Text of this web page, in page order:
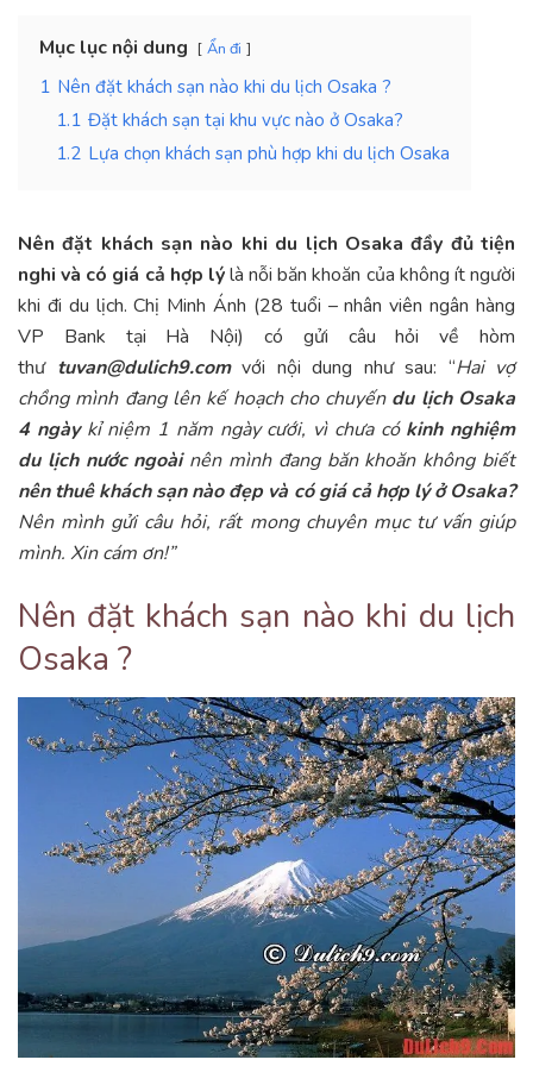
Mục lục nội dung Ẩn đi
1 Nên đặt khách sạn nào khi du lịch Osaka ?
1.1 Đặt khách sạn tại khu vực nào ở Osaka?
1.2 Lựa chọn khách sạn phù hợp khi du lịch Osaka
Nên đặt khách sạn nào khi du lịch Osaka đầy đủ tiện
nghi và có giá cả hợp lýlà nỗi băn khoăn của không ít người
khi đi du lịch. Chị Minh Ánh (28 tuổi – nhân viên ngân hàng
VP Bank tại Hà Nội) có gửi câu hỏi về hòm
thư tuvan@dulich9.com với nội dung như sau: “Hai vợ
chồng mình đang lên kế hoạch cho chuyến du lịch Osaka
4 ngàykỉ niệm 1 năm ngày cưới, vì chưa có kinh nghiệm
du lịch nước ngoàinên mình đang băn khoăn không biết
nên thuê khách sạn nào đẹp và có giá cả hợp lý ở Osaka?
Nên mình gửi câu hỏi, rất mong chuyên mục tư vấn giúp
mình. Xin cám ơn!”
Nên đặt khách sạn nào khi du lịch
Osaka ?